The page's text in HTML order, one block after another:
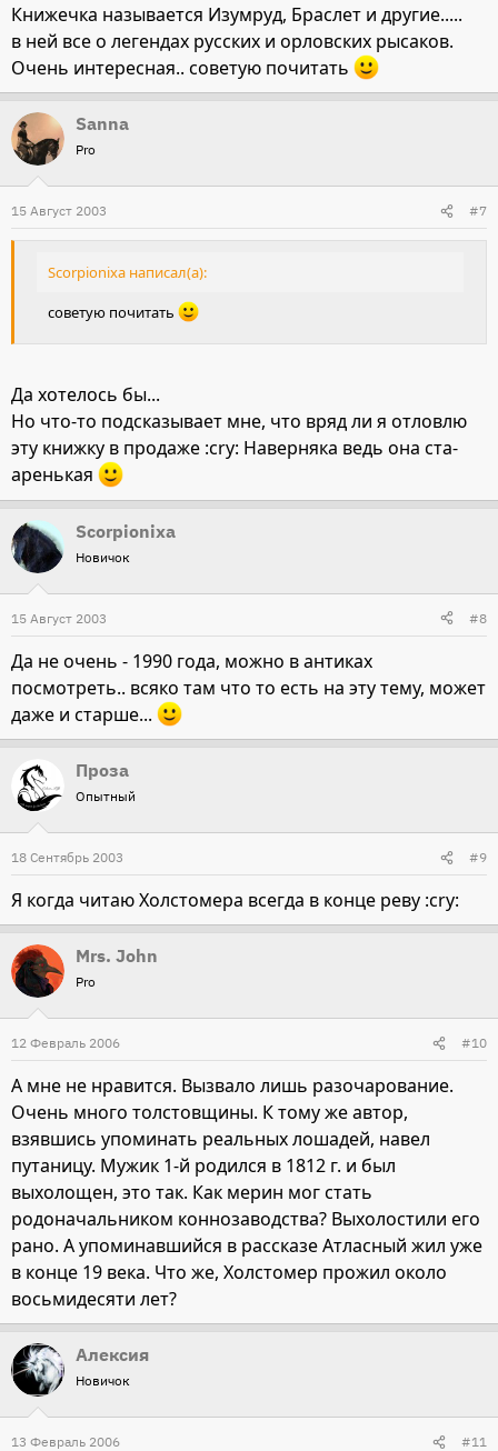
Книжечка называется Изумруд, Браслет и другие.....
в ней все о легендах русских и орловских рысаков.
Очень интересная.. советую почитать
Sanna
Pro
15 Август 2003 #7
Scorpionixa написал(а):
советую почитать
Да хотелось бы...
Но что-то подсказывает мне, что вряд ли я отловлю
эту книжку в продаже :cry: Наверняка ведь она ста-
аренькая
Scorpionixa
Новичок
15 Август 2003 #8
Да не очень - 1990 года, можно в антиках
посмотреть.. всяко там что то есть на эту тему, может
даже и старше...
Проза
Опытный
18 Сентябрь 2003 #9
Я когда читаю Холстомера всегда в конце реву :cry:
Mrs. John
Pro
12 Февраль 2006 #10
А мне не нравится. Вызвало лишь разочарование.
Очень много толстовщины. К тому же автор,
взявшись упоминать реальных лошадей, навел
путаницу. Мужик 1-й родился в 1812 г. и был
выхолощен, это так. Как мерин мог стать
родоначальником коннозаводства? Выхолостили его
рано. А упоминавшийся в рассказе Атласный жил уже
в конце 19 века. Что же, Холстомер прожил около
восьмидесяти лет?
Алексия
Новичок
13 Февраль 2006 #11